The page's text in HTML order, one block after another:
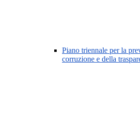
Piano triennale per la
corruzione e della